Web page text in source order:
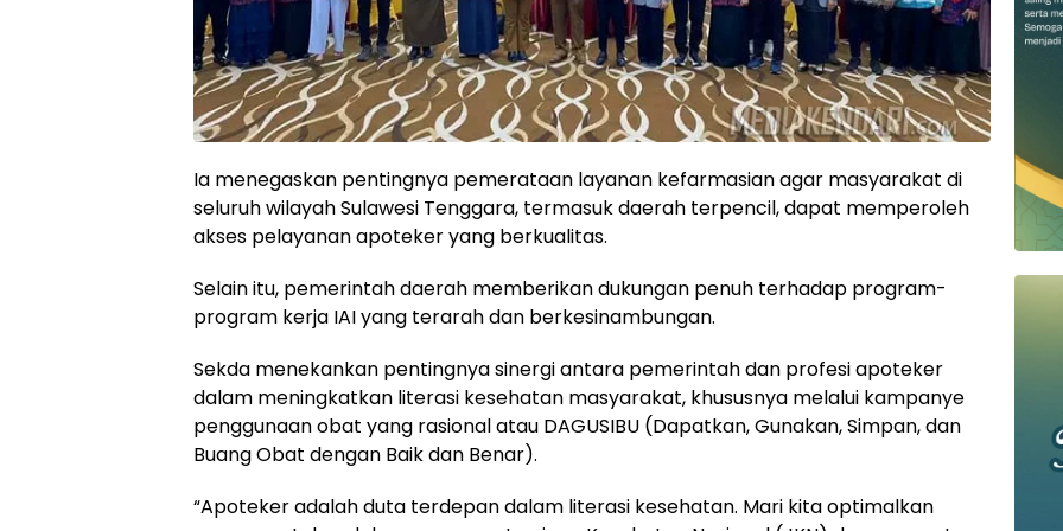
Ia menegaskan pentingnya pemerataan layanan kefarmasian agar masyarakat di
seluruh wilayah Sulawesi Tenggara, termasuk daerah terpencil, dapat memperoleh
akses pelayanan apoteker yang berkualitas.
Selain itu, pemerintah daerah memberikan dukungan penuh terhadap program-
program kerja IAI yang terarah dan berkesinambungan.
Sekda menekankan pentingnya sinergi antara pemerintah dan profesi apoteker
dalam meningkatkan literasi kesehatan masyarakat, khususnya melalui kampanye
penggunaan obat yang rasional atau DAGUSIBU (Dapatkan, Gunakan, Simpan, dan
Buang Obat dengan Baik dan Benar).
“Apoteker adalah duta terdepan dalam literasi kesehatan. Mari kita optimalkan